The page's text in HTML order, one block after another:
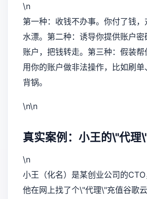
\n
第一种：收钱不办事。你付了钱
水漂。第二种：诱导你提供账户
账户，把钱转走。第三种：假装帮
用你的账户做非法操作，比如刷
背锅。
\n\n
真实案例：小王的\"代理
\n
小王（化名）是某创业公司的CTO
他在网上找了个\"代理\"充值谷歌